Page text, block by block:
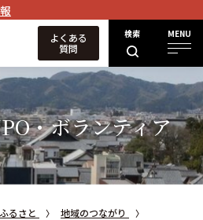
検索 MENU
よくある
質問
・ボランティア
るさと
地域のつながり